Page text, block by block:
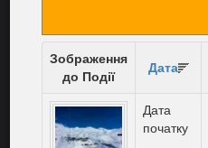
Зображення
до Події
Дата
Дата
початку